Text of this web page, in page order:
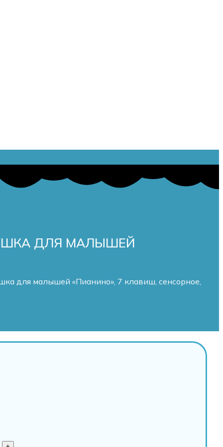
ДЛЯ МАЛЫШЕЙ
для малышей «Пианино», 7 клавиш, сенсорное,